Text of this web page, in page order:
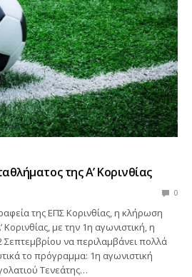
της Α’ Κορινθίας
0
της ΕΠΣ Κορινθίας, η κλήρωση
με την 1η αγωνιστική, η
Σεπτεμβρίου να περιλαμβάνει πολλά
το πρόγραμμα: 1η αγωνιστική
Τενεάτης…